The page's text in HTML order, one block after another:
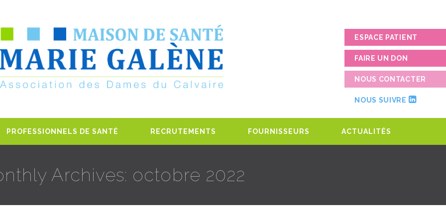
PROFESSIONNELS DE SANTÉ RECRUTEMENTS FOURNISSEURS ACTUALITÉS
ESPACE PATIENT
FAIRE UN DON
NOUS CONTACTER
NOUS SUIVRE
Archives: octobre 2022